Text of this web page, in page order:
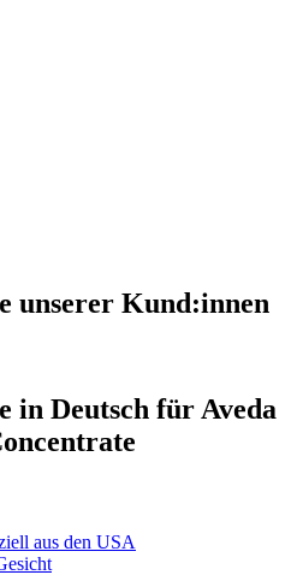
unserer Kund:innen
in Deutsch für Aveda
aus den USA